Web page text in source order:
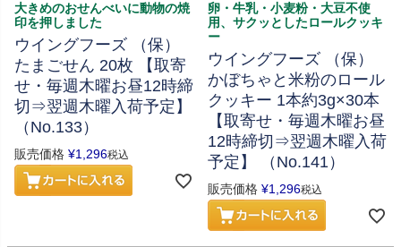
大きめのおせんべいに動物の焼
印を押しました
ウイングフーズ （保）
たまごせん 20枚 【取寄
せ・毎週木曜お昼12時締
切⇒翌週木曜入荷予定】
（No.133）
販売価格 ¥1,296税込
卵・牛乳・小麦粉・大豆不使
用、サクッとしたロールクッキ
ー
ウイングフーズ （保）
かぼちゃと米粉のロール
クッキー 1本約3g×30本
【取寄せ・毎週木曜お昼
12時締切⇒翌週木曜入荷
予定】 （No.141）
販売価格 ¥1,296税込